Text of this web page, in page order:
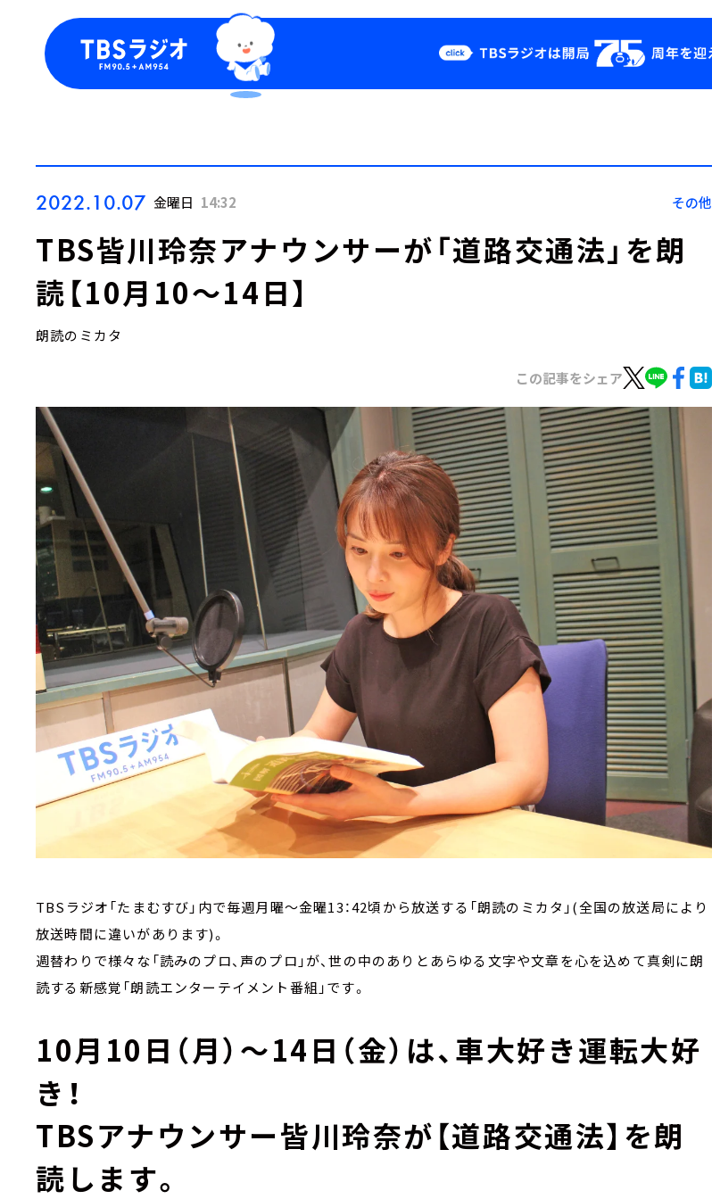
Podcast
YouTube
2022.10.07 金曜日 14:32 その他
TBS皆川玲奈アナウンサーが「道路交通法」を朗
読【10月10～14日】
朗読のミカタ
この記事をシェア
TBSラジオ「たまむすび」内で毎週月曜～金曜13：42頃から放送する「朗読のミカタ」(全国の放送局により
放送時間に違いがあります)。
週替わりで様々な「読みのプロ、声のプロ」が、世の中のありとあらゆる文字や文章を心を込めて真剣に朗
読する新感覚「朗読エンターテイメント番組」です。
10月10日（月）～14日（金）は、車大好き運転大好
き！
TBSアナウンサー皆川玲奈が【道路交通法】を朗
読します。